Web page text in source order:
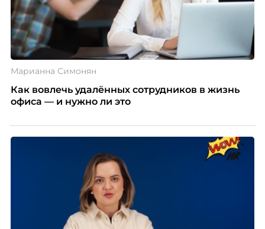
Марианна Симонян
Как вовлечь удалённых сотрудников в жизнь
офиса — и нужно ли это